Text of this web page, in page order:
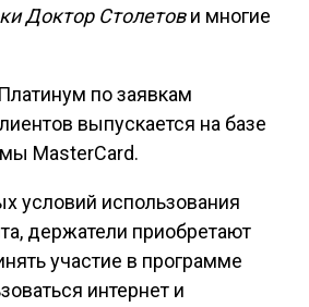
Доктор Столетови многие
по заявкам
выпускается на базе
MasterCard.
условий использования
держатели приобретают
участие в программе
интернет и